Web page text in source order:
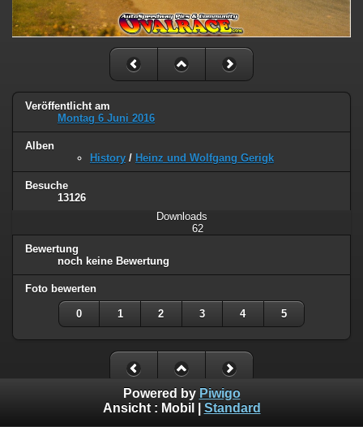
Veröffentlicht am
Montag 6 Juni 2016
Alben
History / Heinz und Wolfgang Gerigk
Besuche
13126
Downloads
62
Bewertung
noch keine Bewertung
Foto bewerten
0 1 2 3 4 5
Powered by Piwigo
Ansicht : Mobil Standard